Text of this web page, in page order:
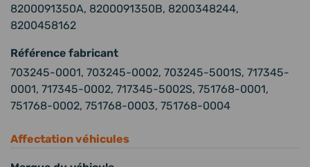
8200091350A, 8200091350B, 8200348244,
8200458162
Référence fabricant
703245-0001, 703245-0002, 703245-5001S, 717345-
0001, 717345-0002, 717345-5002S, 751768-0001,
751768-0002, 751768-0003, 751768-0004
Affectation véhicules